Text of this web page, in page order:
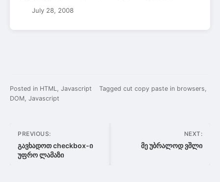
July 28, 2008
Posted in HTML Javascript Tagged cut copy paste in browsers
DOM Javascript
Post
navigation
PREVIOUS:
გავხადოთ checkbox-ი
უფრო ლამაზი
NEXT:
მე უბრალოდ ვშლი